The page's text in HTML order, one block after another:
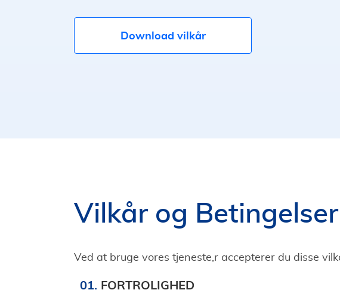
Download vilkår
Vilkår og Betingelser
Ved at bruge vores tjeneste,r accepterer du disse
FORTROLIGHED